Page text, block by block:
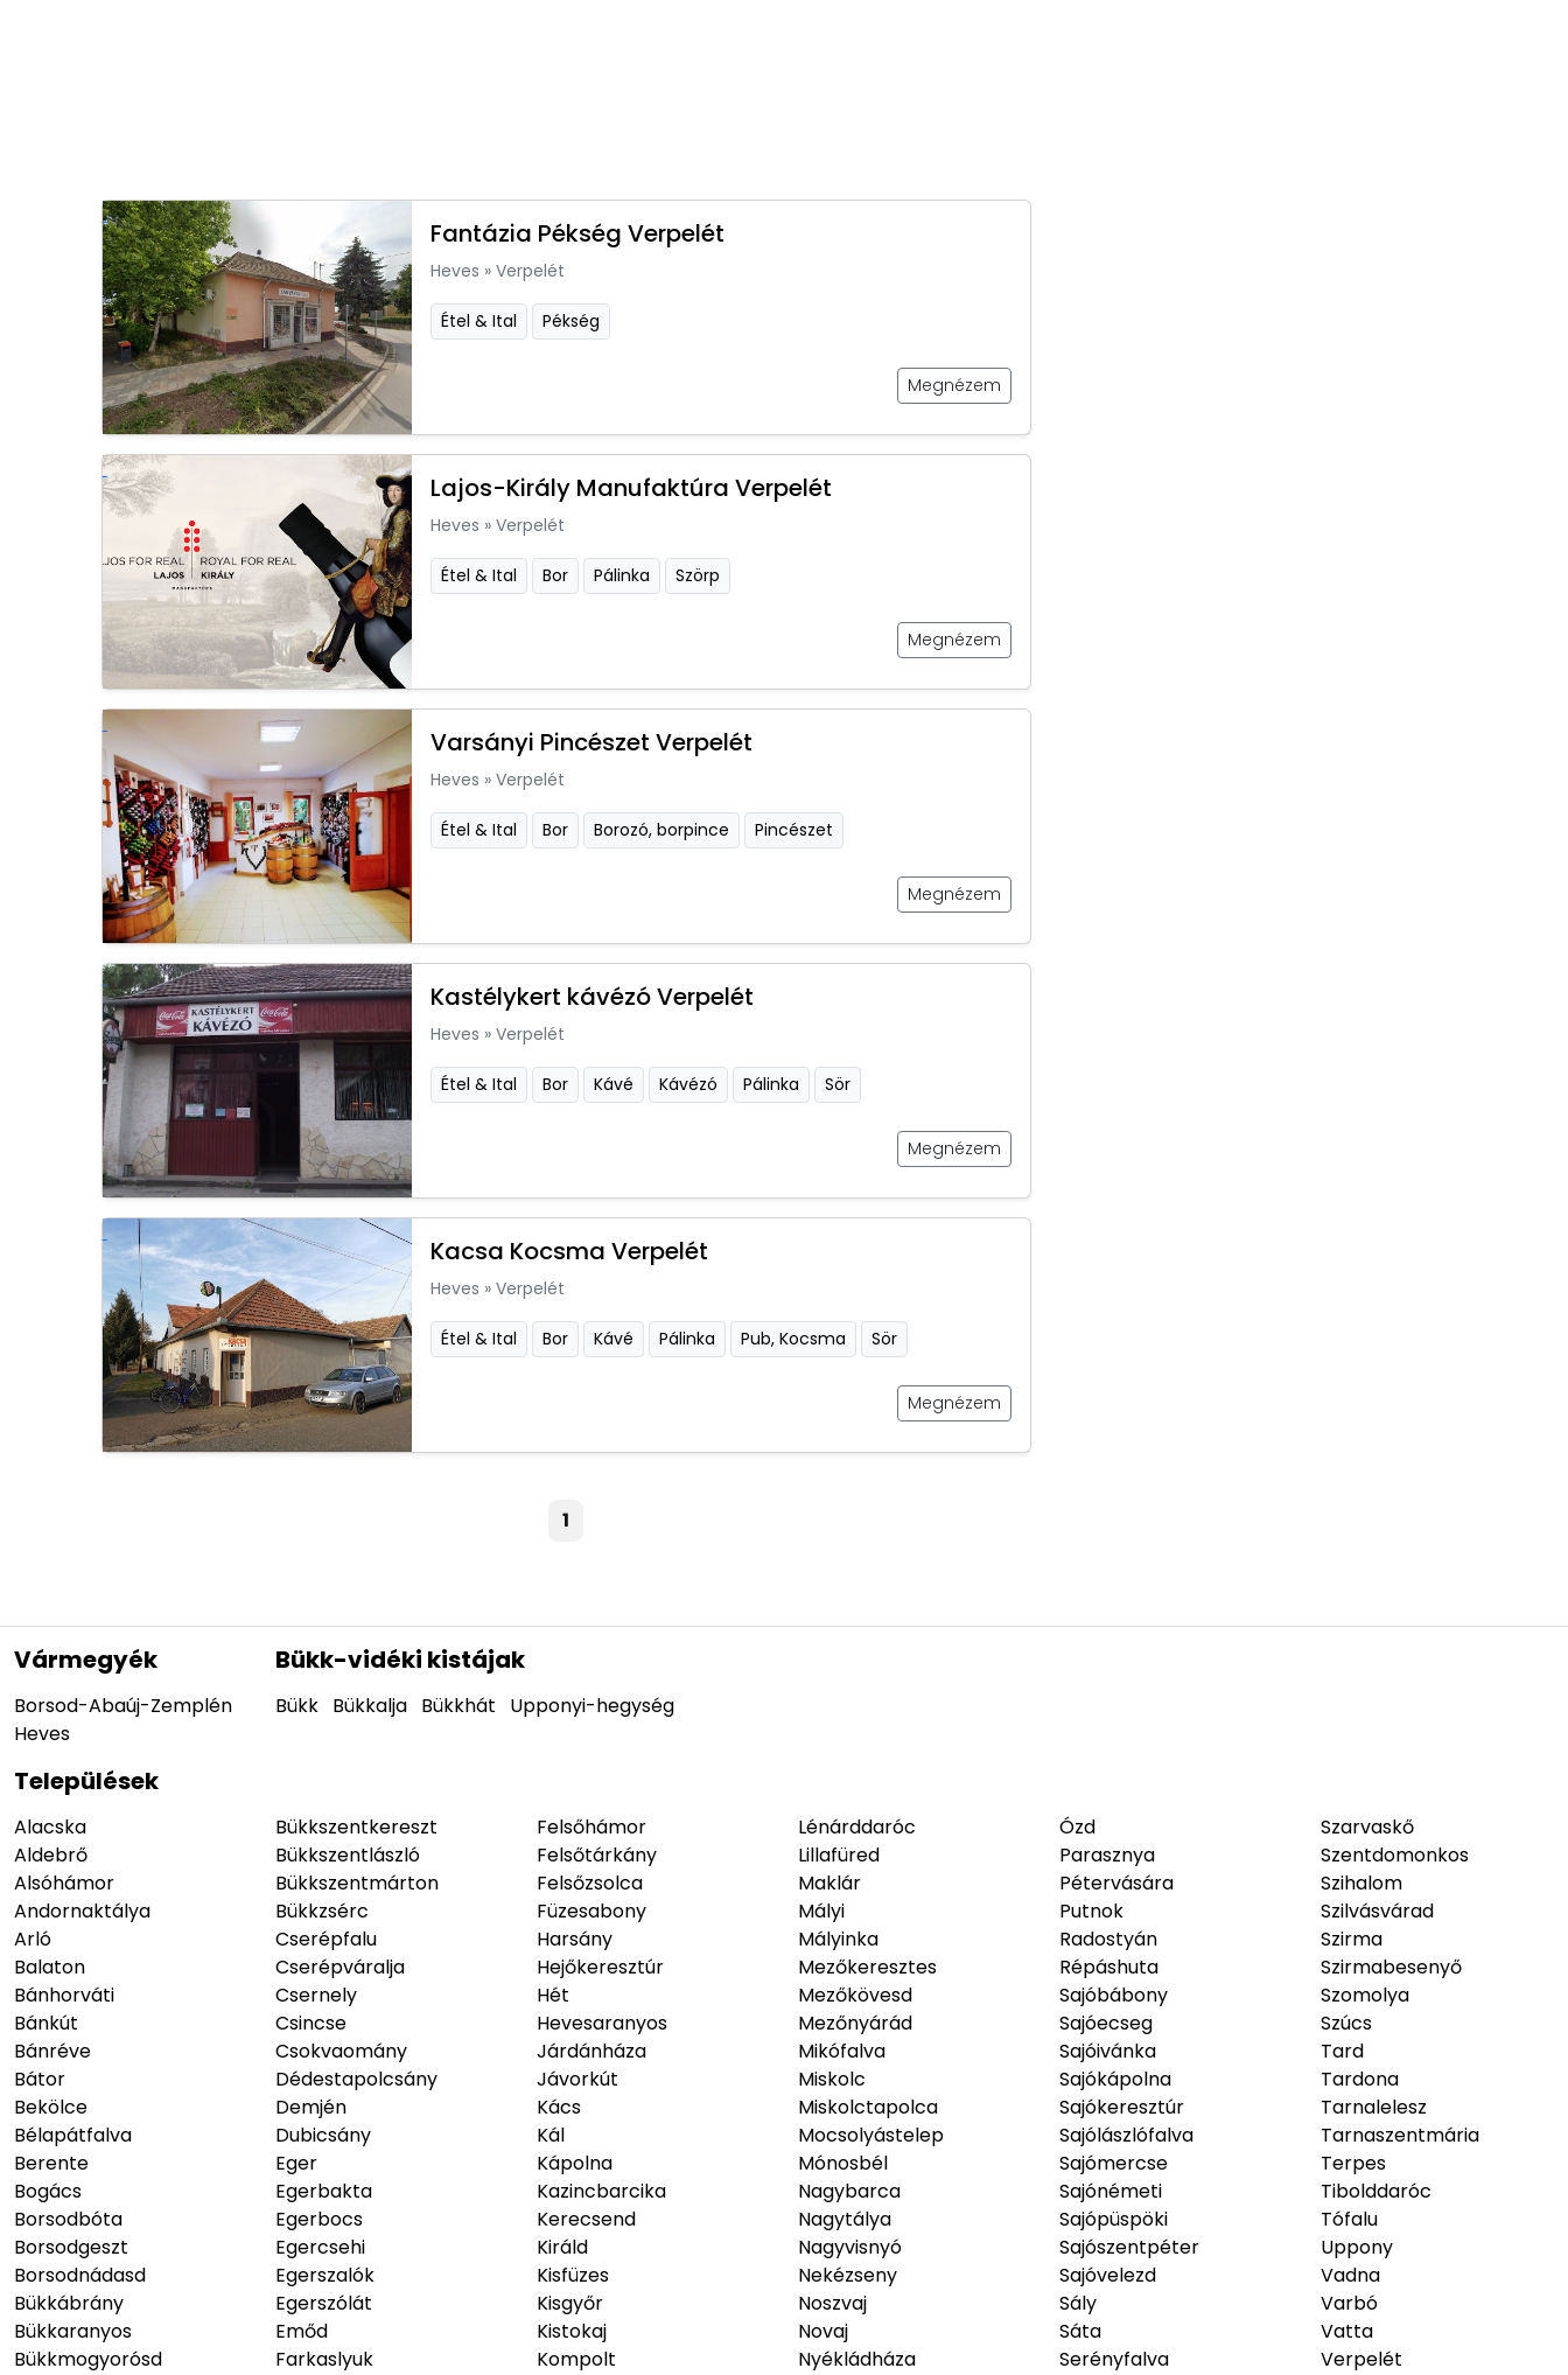
Fantázia Pékség Verpelét
Heves » Verpelét
Étel & Ital Pékség
Megnézem
Lajos-Király Manufaktúra Verpelét
Heves » Verpelét
Étel & Ital Bor Pálinka Szörp
Megnézem
Varsányi Pincészet Verpelét
Heves » Verpelét
Étel & Ital Bor Borozó, borpince Pincészet
Megnézem
Kastélykert kávézó Verpelét
Heves » Verpelét
Étel & Ital Bor Kávé Kávézó Pálinka Sör
Megnézem
Kacsa Kocsma Verpelét
Heves » Verpelét
Étel & Ital Bor Kávé Pálinka Pub, Kocsma Sör
Megnézem
1
Vármegyék
Borsod-Abaúj-Zemplén
Heves
Bükk-vidéki kistájak
Bükk Bükkalja Bükkhát Upponyi-hegység
Települések
Alacska
Aldebrő
Alsóhámor
Andornaktálya
Arló
Balaton
Bánhorváti
Bánkút
Bánréve
Bátor
Bekölce
Bélapátfalva
Berente
Bogács
Borsodbóta
Borsodgeszt
Borsodnádasd
Bükkábrány
Bükkaranyos
Bükkmogyorósd
Bükkszentkereszt
Bükkszentlászló
Bükkszentmárton
Bükkzsérc
Cserépfalu
Cserépváralja
Csernely
Csincse
Csokvaomány
Dédestapolcsány
Demjén
Dubicsány
Eger
Egerbakta
Egerbocs
Egercsehi
Egerszalók
Egerszólát
Emőd
Farkaslyuk
Felsőhámor
Felsőtárkány
Felsőzsolca
Füzesabony
Harsány
Hejőkeresztúr
Hét
Hevesaranyos
Járdánháza
Jávorkút
Kács
Kál
Kápolna
Kazincbarcika
Kerecsend
Királd
Kisfüzes
Kisgyőr
Kistokaj
Kompolt
Lénárddaróc
Lillafüred
Maklár
Mályi
Mályinka
Mezőkeresztes
Mezőkövesd
Mezőnyárád
Mikófalva
Miskolc
Miskolctapolca
Mocsolyástelep
Mónosbél
Nagybarca
Nagytálya
Nagyvisnyó
Nekézseny
Noszvaj
Novaj
Nyékládháza
Ózd
Parasznya
Pétervására
Putnok
Radostyán
Répáshuta
Sajóbábony
Sajóecseg
Sajóivánka
Sajókápolna
Sajókeresztúr
Sajólászlófalva
Sajómercse
Sajónémeti
Sajópüspöki
Sajószentpéter
Sajóvelezd
Sály
Sáta
Serényfalva
Szarvaskő
Szentdomonkos
Szihalom
Szilvásvárad
Szirma
Szirmabesenyő
Szomolya
Szúcs
Tard
Tardona
Tarnalelesz
Tarnaszentmária
Terpes
Tibolddaróc
Tófalu
Uppony
Vadna
Varbó
Vatta
Verpelét